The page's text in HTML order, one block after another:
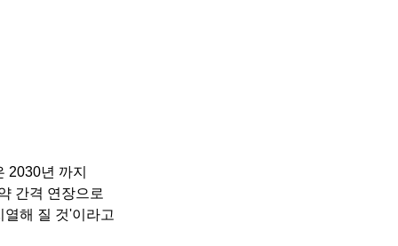
2030년 까지
간격 연장으로
해 질 것'이라고